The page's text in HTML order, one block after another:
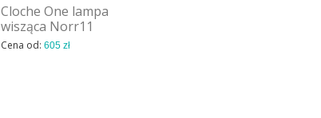
Cloche One lampa
wisząca Norr11
Cena od: 605 zł